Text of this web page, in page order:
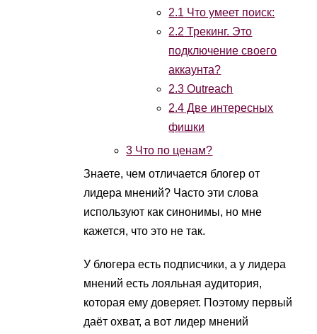
2.1 Что умеет поиск:
2.2 Трекинг. Это
подключение своего
аккаунта?
2.3 Outreach
2.4 Две интересных
фишки
3 Что по ценам?
Знаете, чем отличается блогер от
лидера мнений? Часто эти слова
используют как синонимы, но мне
кажется, что это не так.
У блогера есть подписчики, а у лидера
мнений есть лояльная аудитория,
которая ему доверяет. Поэтому первый
даёт охват, а вот лидер мнений